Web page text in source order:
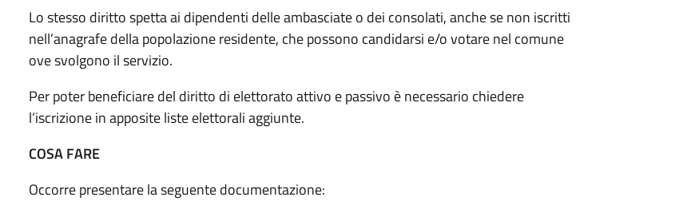
Lo stesso diritto spetta ai dipendenti delle ambasciate o dei consolati, anche se non iscritti
nell’anagrafe della popolazione residente, che possono candidarsi e/o votare nel comune
ove svolgono il servizio.
Per poter beneficiare del diritto di elettorato attivo e passivo è necessario chiedere
l’iscrizione in apposite liste elettorali aggiunte.
COSA FARE
Occorre presentare la seguente documentazione: